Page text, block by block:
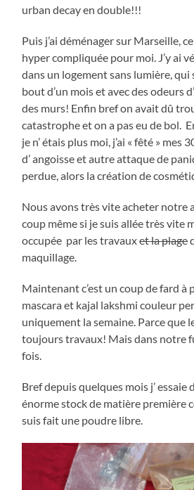
urban decay en double!!!
Puis j’ai déménager sur Marseille,
hyper compliquée pour moi. J’y ai
dans un logement sans lumière, qui
bout d’un mois et avec des odeurs
des murs! Enfin bref on avait dû
catastrophe et on a pas eu de bol.
je n’ étais plus moi, j’ai « fêté » mes
d’ angoisse et autre attaque de
perdue, alors la création de
Nous avons très vite acheter notre
coup même si je suis allée très vite
occupée par les travauxet la plage
maquillage.
Maintenant c’est un coup de fard à
mascara et kajal lakshmi couleur
uniquement la semaine. Parce que
toujours travaux! Mais dans notre
fois.
Bref depuis quelques mois j’ essaie
énorme stock de matière première
suis fait une poudre libre.